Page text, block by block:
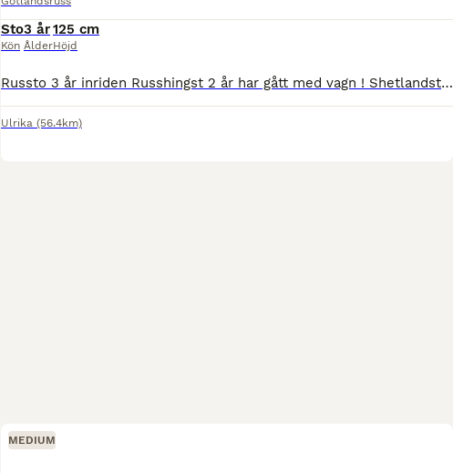
Sto
Kön
3 år
Ålder
125 cm
Höjd
Russto 3 år inriden Russhingst 2 år har gått med vagn ! Shetlandston bra barnponnyer säljes eller utlånas till pysslande hem !
Ulrika (56.4km)
MEDIUM